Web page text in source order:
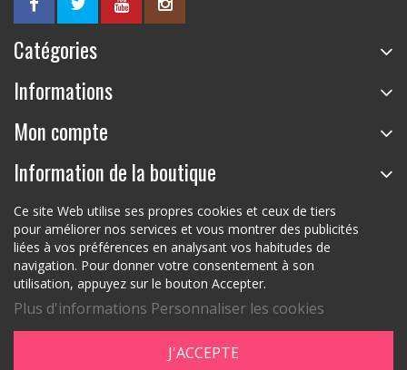
Catégories
Informations
Mon compte
Information de la boutique
Ce site Web utilise ses propres cookies et ceux de tiers
pour améliorer nos services et vous montrer des publicités
liées à vos préférences en analysant vos habitudes de
navigation. Pour donner votre consentement à son
utilisation, appuyez sur le bouton Accepter.
Plus d'informations Personnaliser les cookies
J'ACCEPTE